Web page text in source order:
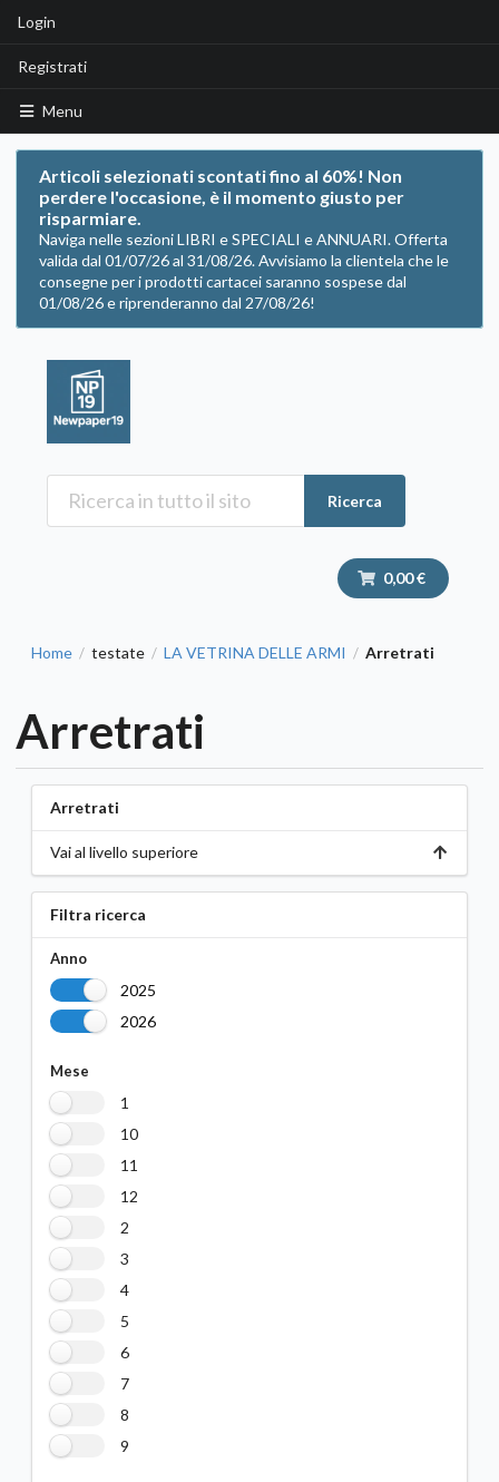
Login
Registrati
Menu
Articoli selezionati scontati fino al 60%! Non
perdere l'occasione, è il momento giusto per
risparmiare.
Naviga nelle sezioni LIBRI e SPECIALI e ANNUARI. Offerta
valida dal 01/07/26 al 31/08/26. Avvisiamo la clientela che le
consegne per i prodotti cartacei saranno sospese dal
01/08/26 e riprenderanno dal 27/08/26!
Ricerca
0,00 €
Home / testate / LA VETRINA DELLE ARMI / Arretrati
Arretrati
Arretrati
Vai al livello superiore
Filtra ricerca
Anno
2025
2026
Mese
1
10
11
12
2
3
4
5
6
7
8
9